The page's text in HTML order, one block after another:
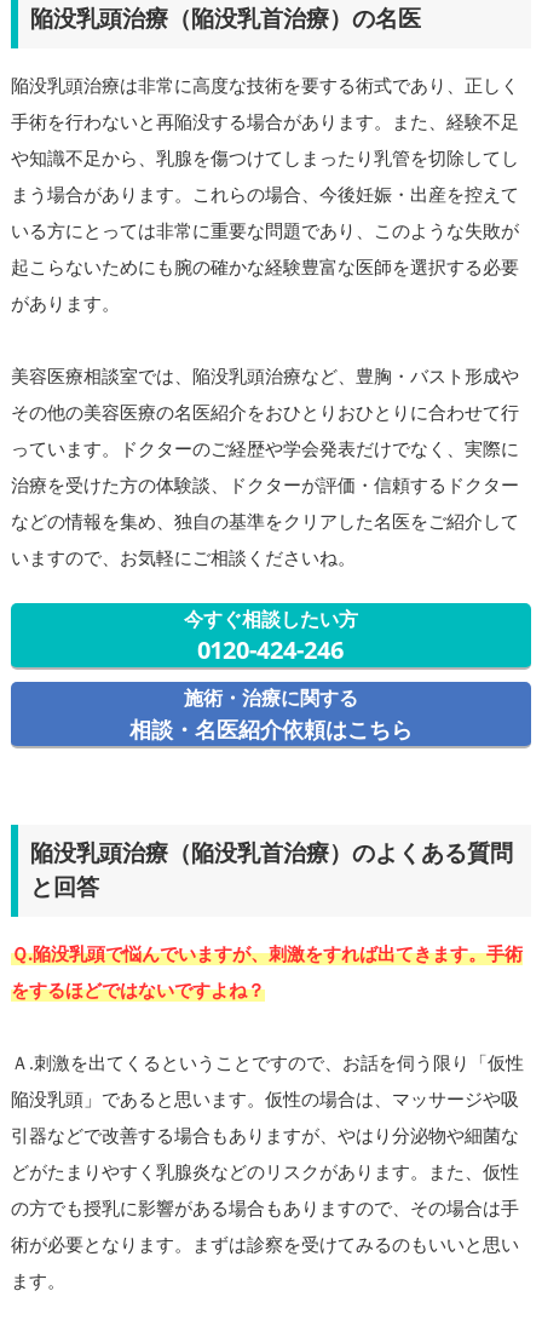
陥没乳頭治療（陥没乳首治療）の名医
陥没乳頭治療は非常に高度な技術を要する術式であり、正しく
手術を行わないと再陥没する場合があります。また、経験不足
や知識不足から、乳腺を傷つけてしまったり乳管を切除してし
まう場合があります。これらの場合、今後妊娠・出産を控えて
いる方にとっては非常に重要な問題であり、このような失敗が
起こらないためにも腕の確かな経験豊富な医師を選択する必要
があります。
美容医療相談室では、陥没乳頭治療など、豊胸・バスト形成や
その他の美容医療の名医紹介をおひとりおひとりに合わせて行
っています。ドクターのご経歴や学会発表だけでなく、実際に
治療を受けた方の体験談、ドクターが評価・信頼するドクター
などの情報を集め、独自の基準をクリアした名医をご紹介して
いますので、お気軽にご相談くださいね。
今すぐ相談したい方
0120-424-246
施術・治療に関する
相談・名医紹介依頼はこちら
陥没乳頭治療（陥没乳首治療）のよくある質問
と回答
Ｑ.陥没乳頭で悩んでいますが、刺激をすれば出てきます。手術
をするほどではないですよね？
Ａ.刺激を出てくるということですので、お話を伺う限り「仮性
陥没乳頭」であると思います。仮性の場合は、マッサージや吸
引器などで改善する場合もありますが、やはり分泌物や細菌な
どがたまりやすく乳腺炎などのリスクがあります。また、仮性
の方でも授乳に影響がある場合もありますので、その場合は手
術が必要となります。まずは診察を受けてみるのもいいと思い
ます。